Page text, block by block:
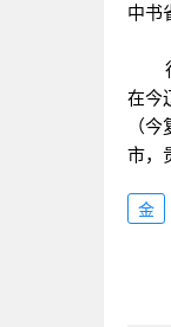
中书
行
在今
（
市，
金